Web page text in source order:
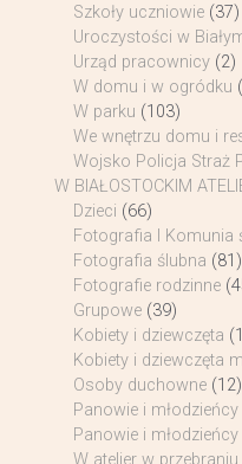
Szkoły uczniowie (37)
Uroczystości w
Urząd pracownicy (2)
W domu i w ogródku
W parku (103)
We wnętrzu domu i
Wojsko Policja Straż
W BIAŁOSTOCKIM
Dzieci (66)
Fotografia I Komunia
Fotografia ślubna (81)
Fotografie rodzinne
Grupowe (39)
Kobiety i dziewczęta
Kobiety i dziewczęta
Osoby duchowne (12)
Panowie i młodzieńcy
Panowie i
W atelier w przebraniu